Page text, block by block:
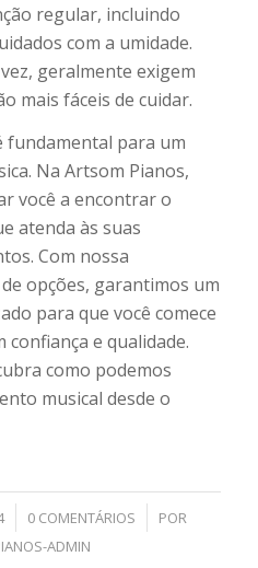
regular, incluindo
com a umidade.
geralmente exigem
mais fáceis de cuidar.
fundamental para um
Na Artsom Pianos,
você a encontrar o
atenda às suas
Com nossa
opções, garantimos um
para que você comece
confiança e qualidade.
como podemos
musical desde o
0 COMENTÁRIOS
/
POR
ADMIN